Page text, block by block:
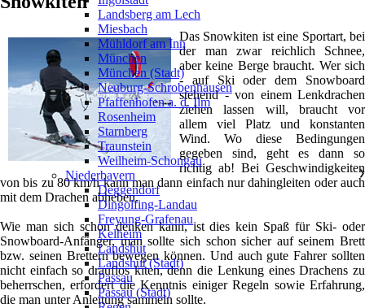
Das Snowkiten ist eine Sportart, bei
der man zwar reichlich Schnee,
aber keine Berge braucht. Wer sich
- auf Ski oder dem Snowboard
stehend - von einem Lenkdrachen
ziehen lassen will, braucht vor
allem viel Platz und konstanten
Wind. Wo diese Bedingungen
gegeben sind, geht es dann so
richtig ab! Bei Geschwindigkeiten
von bis zu 80 km/h kann man dann einfach nur dahingleiten oder auch
mit dem Drachen abheben.
Wie man sich schon denken kann, ist dies kein Spaß für Ski- oder
Snowboard-Anfänger, man sollte sich schon sicher auf seinem Brett
bzw. seinen Brettern bewegen können. Und auch gute Fahrer sollten
nicht einfach so drauflos kiten, denn die Lenkung eines Drachens zu
beherrschen, erfordert die Kenntnis einiger Regeln sowie Erfahrung,
die man unter Anleitung sammeln sollte.
Landsberg am Lech
Miesbach
Mühldorf am Inn
München
München (Stadt)
Neuburg-Schrobenhausen
Pfaffenhofen a. d. Ilm
Rosenheim
Starnberg
Traunstein
Weilheim-Schongau
Niederbayern
❯
Deggendorf
Dingolfing-Landau
Freyung-Grafenau
Kelheim
Landshut
Landshut (Stadt)
Passau
Passau (Stadt)